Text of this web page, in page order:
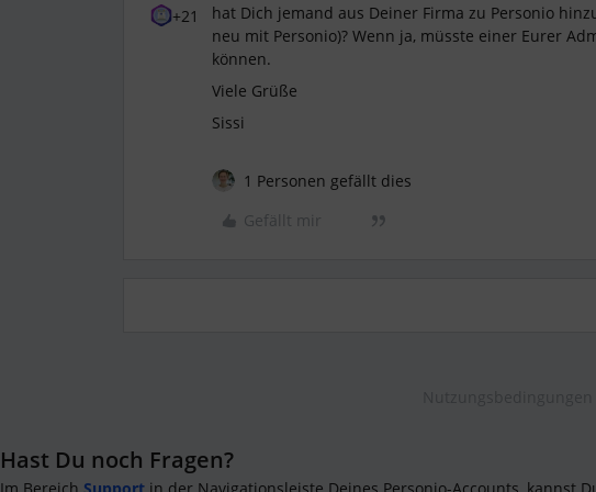
+21
hat Dich jemand aus Deiner Firma zu Personio
neu mit Personio)? Wenn ja, müsste einer Eurer
können.
Viele Grüße
Sissi
1 Personen gefällt dies
Gefällt mir
Hast Du noch Fragen?